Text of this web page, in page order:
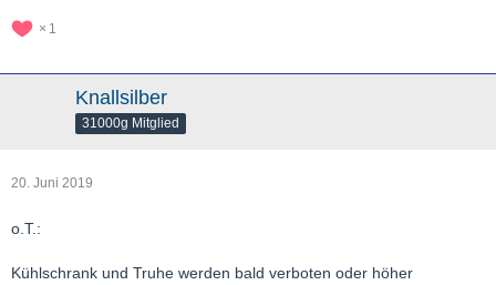
1
Knallsilber
31000g Mitglied
20. Juni 2019
o.T.:
Kühlschrank und Truhe werden bald verboten oder höher